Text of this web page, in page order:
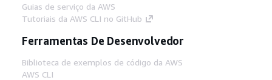
Guias de serviço da AWS
Tutoriais da AWS CLI no GitHub
Ferramentas De Desenvolvedor
Biblioteca de exemplos de código da AWS
AWS CLI